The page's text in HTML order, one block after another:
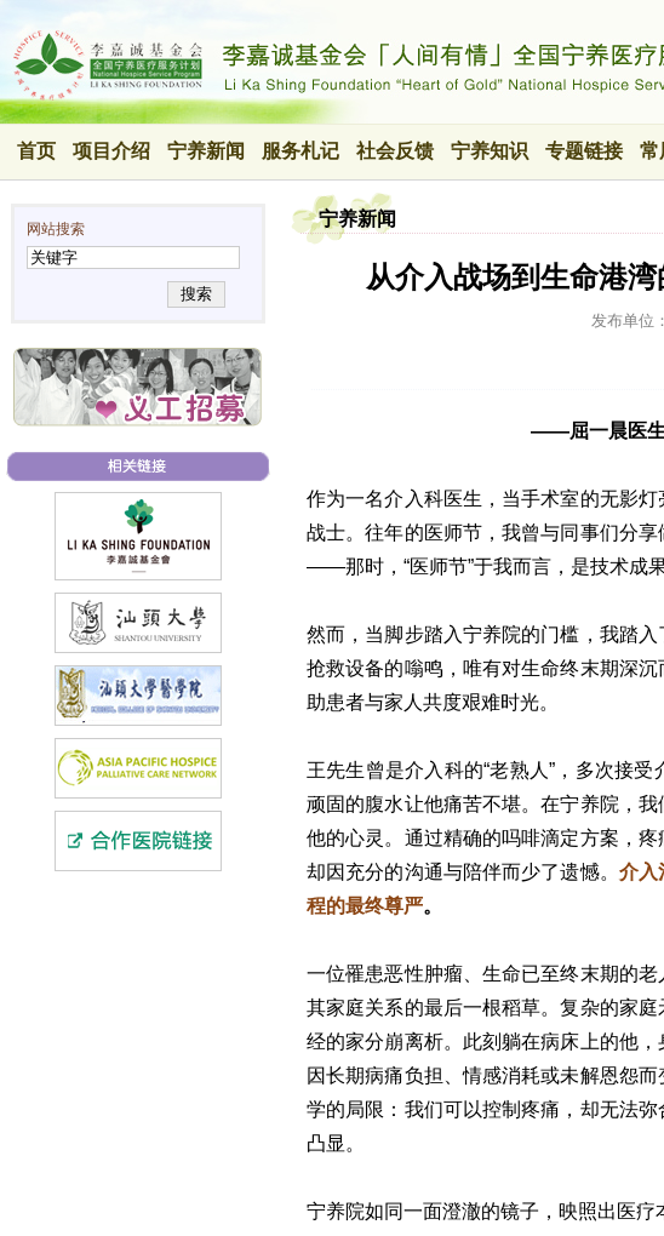
首页 项目介绍 宁养新闻 服务札记 社会反馈 宁养知识 专题链接 常
网站搜索
搜索
宁养新闻
从介入战场到生命港
发布单位
——屈一晨医生
作为一名介入科医生，当手术室的无影
战士。往年的医师节，我曾与同事们分
——那时，“医师节”于我而言，是技术成
然而，当脚步踏入宁养院的门槛，我踏
抢救设备的嗡鸣，唯有对生命终末期深
助患者与家人共度艰难时光。
王先生曾是介入科的“老熟人”，多次接
顽固的腹水让他痛苦不堪。在宁养院，
他的心灵。通过精确的吗啡滴定方案，
却因充分的沟通与陪伴而少了遗憾。 介入
程的最终尊严。
一位罹患恶性肿瘤、生命已至终末期的
其家庭关系的最后一根稻草。复杂的家
经的家分崩离析。此刻躺在病床上的他
因长期病痛负担、情感消耗或未解恩怨
学的局限：我们可以控制疼痛，却无法
凸显。
宁养院如同一面澄澈的镜子，映照出医疗